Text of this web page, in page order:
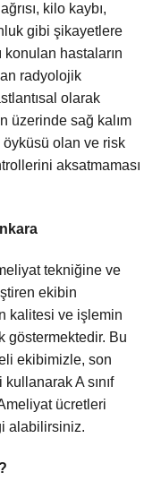
kilo kaybı,
gibi şikayetlere
konulan hastaların
radyolojik
olarak
üzerinde sağ kalım
olan ve risk
aksatmaması
tekniğine ve
ekibin
kalitesi ve işlemin
göstermektedir. Bu
ekibimizle, son
A sınıf
ücretleri
alabilirsiniz.